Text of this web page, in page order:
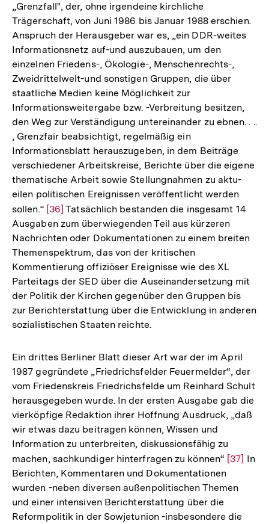
„Grenzfall", der, ohne irgendeine kirchliche
Trägerschaft, von Juni 1986 bis Januar 1988 erschien.
Anspruch der Herausgeber war es, „ein DDR-weites
Informationsnetz auf-und auszubauen, um den
einzelnen Friedens-, Ökologie-, Menschenrechts-,
Zweidrittelwelt-und sonstigen Gruppen, die über
staatliche Medien keine Möglichkeit zur
Informationsweitergabe bzw. -Verbreitung besitzen,
den Weg zur Verständigung untereinander zu ebnen. . ..
, Grenzfair beabsichtigt, regelmäßig ein
Informationsblatt herauszugeben, in dem Beiträge
verschiedener Arbeitskreise, Berichte über die eigene
thematische Arbeit sowie Stellungnahmen zu aktu-
eilen politischen Ereignissen veröffentlicht werden
sollen.“ Zur
Auflösung
der
Fußnote
[36] Tatsächlich bestanden die insgesamt 14
Ausgaben zum überwiegenden Teil aus kürzeren
Nachrichten oder Dokumentationen zu einem breiten
Themenspektrum, das von der kritischen
Kommentierung offiziöser Ereignisse wie des XL
Parteitags der SED über die Auseinandersetzung mit
der Politik der Kirchen gegenüber den Gruppen bis
zur Berichterstattung über die Entwicklung in anderen
sozialistischen Staaten reichte.
Ein drittes Berliner Blatt dieser Art war der im April
1987 gegründete „Friedrichsfelder Feuermelder“, der
vom Friedenskreis Friedrichsfelde um Reinhard Schult
herausgegeben wurde. In der ersten Ausgabe gab die
vierköpfige Redaktion ihrer Hoffnung Ausdruck, „daß
wir etwas dazu beitragen können, Wissen und
Information zu unterbreiten, diskussionsfähig zu
machen, sachkundiger hinterfragen zu können“ Zur
der
[37] In
Berichten, Kommentaren und Dokumentationen
wurden -neben diversen außenpolitischen Themen
und einer intensiven Berichterstattung über die
Reformpolitik in der Sowjetunion -insbesondere die